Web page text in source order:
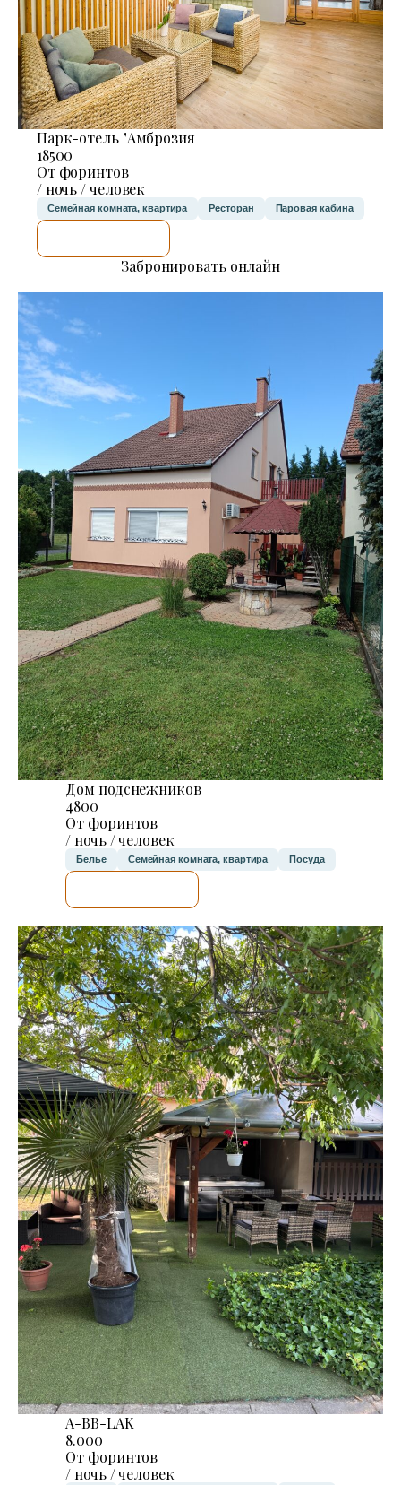
Парк-отель "Амброзия
18500
От форинтов
/ ночь / человек
Семейная комната, квартира Ресторан Паровая кабина
Забронировать онлайн
Дом подснежников
4800
От форинтов
/ ночь / человек
Белье Семейная комната, квартира Посуда
A-BB-LAK
8.000
От форинтов
/ ночь / человек